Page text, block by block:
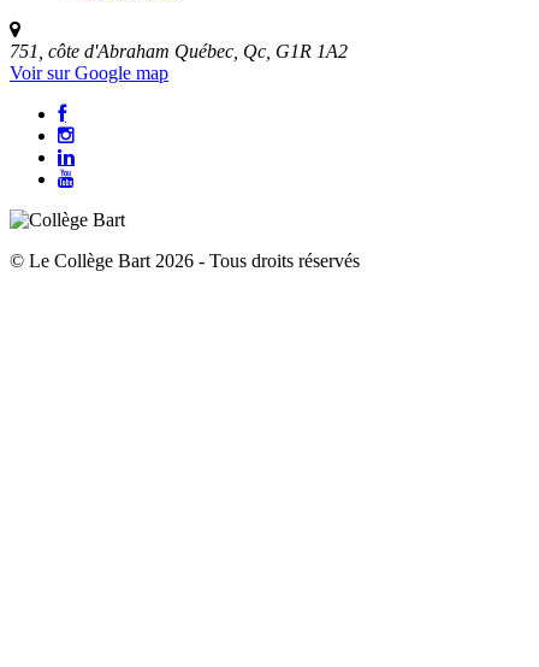
751, côte d'Abraham Québec, Qc, G1R 1A2
Voir sur Google map
© Le Collège Bart 2026 - Tous droits réservés